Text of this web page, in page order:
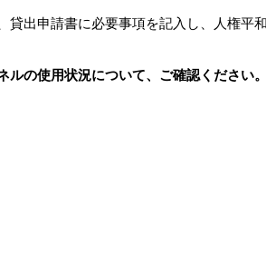
出申請書に必要事項を記入し、人権平
の使用状況について、ご確認ください。